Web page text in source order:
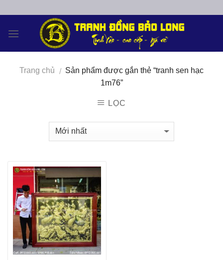
content
Trang chủ / Sản phẩm được gắn thẻ “tranh sen hạc
1m76”
LỌC